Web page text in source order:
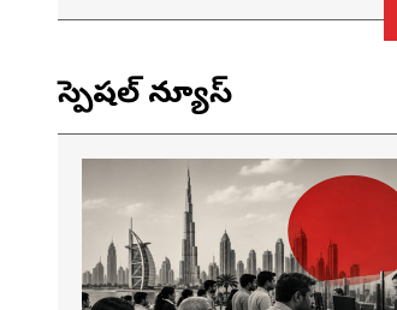
స్పెషల్ న్యూస్